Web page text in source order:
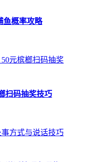
鱼概率攻略
扫码抽奖技巧